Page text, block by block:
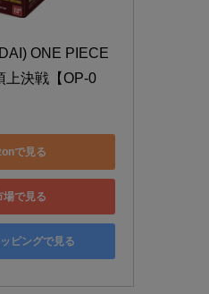
ONE PIECE
上決戦【OP-0
で見る
場で見る
ピングで見る